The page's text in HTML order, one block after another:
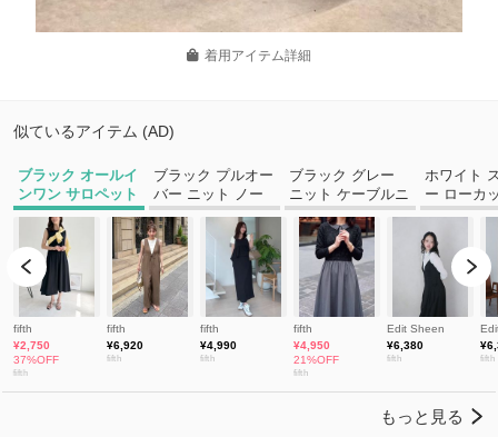
着用アイテム詳細